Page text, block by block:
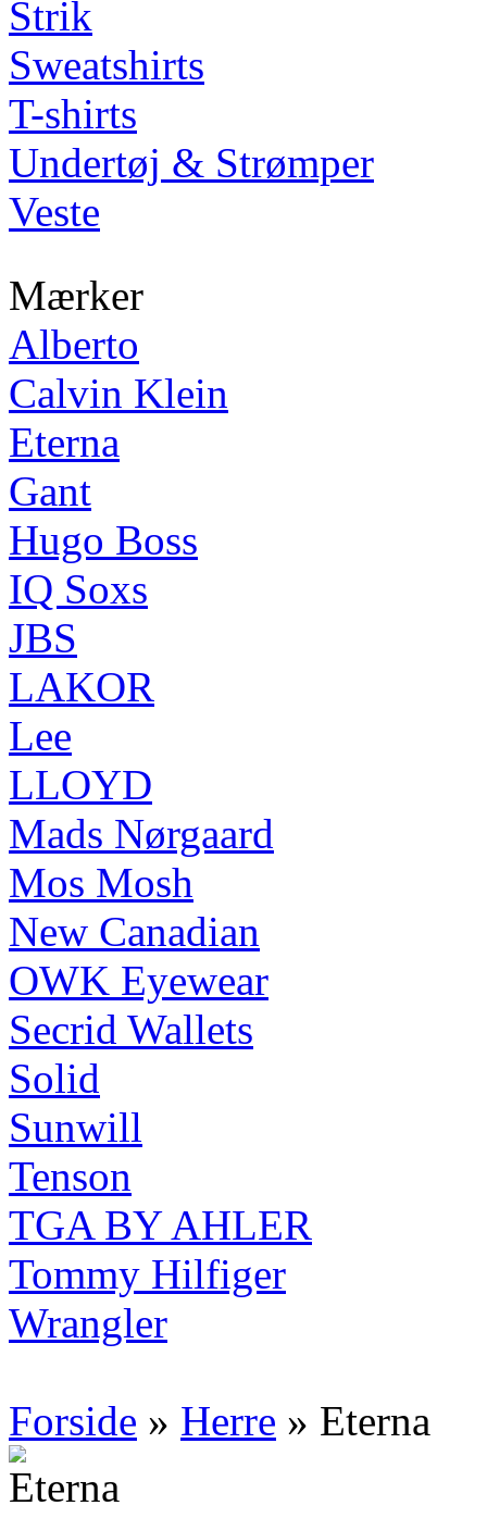
Strik
Sweatshirts
T-shirts
Undertøj & Strømper
Veste
Mærker
Alberto
Calvin Klein
Eterna
Gant
Hugo Boss
IQ Soxs
JBS
LAKOR
Lee
LLOYD
Mads Nørgaard
Mos Mosh
New Canadian
OWK Eyewear
Secrid Wallets
Solid
Sunwill
Tenson
TGA BY AHLER
Tommy Hilfiger
Wrangler
Forside » Herre » Eterna